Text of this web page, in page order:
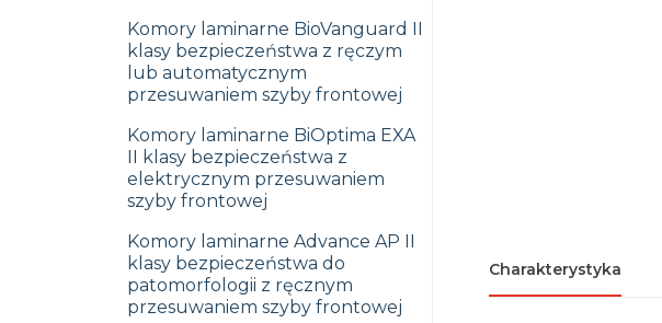
Komory laminarne BioVanguard II
klasy bezpieczeństwa z ręczym
lub automatycznym
przesuwaniem szyby frontowej
Komory laminarne BiOptima EXA
II klasy bezpieczeństwa z
elektrycznym przesuwaniem
szyby frontowej
Komory laminarne Advance AP II
klasy bezpieczeństwa do
patomorfologii z ręcznym
przesuwaniem szyby frontowej
Charakterystyka